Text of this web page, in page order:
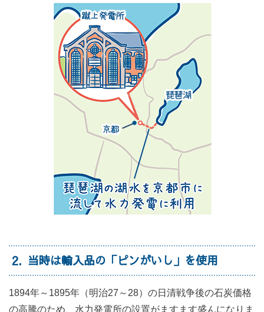
2 当時は輸入品の「ピンがいし」を使用
1894年～1895年（明治27～28）の日清戦争後の石炭価格
の高騰のため、水力発電所の設置がますます盛んになりま